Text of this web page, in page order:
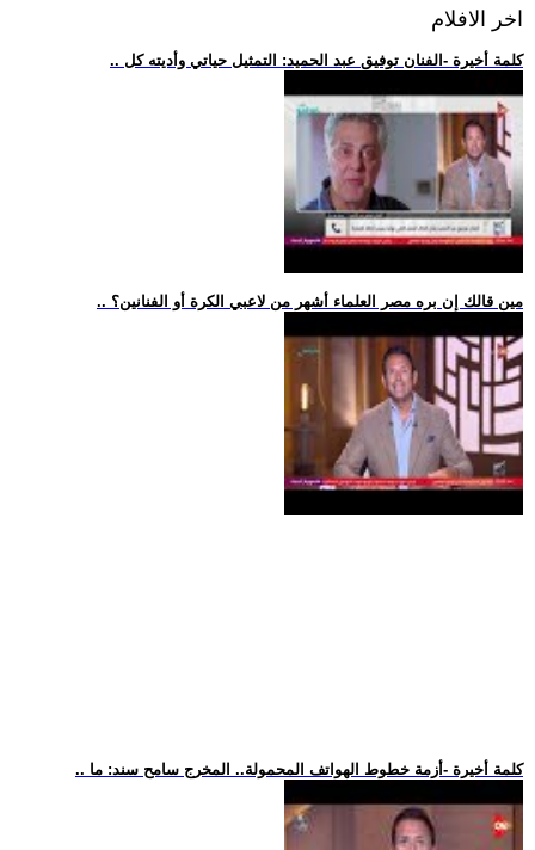
اخر الافلام
.. كلمة أخيرة -الفنان توفيق عبد الحميد: التمثيل حياتي وأديته كل
.. مين قالك إن بره مصر العلماء أشهر من لاعبي الكرة أو الفنانين؟
.. كلمة أخيرة -أزمة خطوط الهواتف المحمولة.. المخرج سامح سند: ما